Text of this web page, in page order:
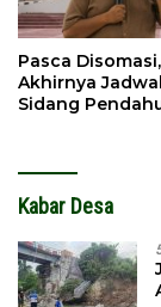
Pasca
Akhirnya
Sidang
Kabar Desa